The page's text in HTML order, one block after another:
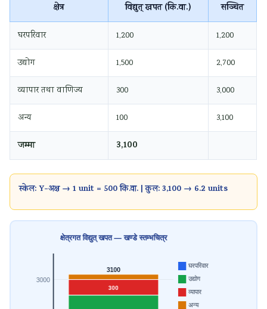
क्षेत्र विद्युत् खपत (कि.वा.) सञ्चित
घरपरिवार 1,200 1,200
उद्योग 1,500 2,700
व्यापार तथा वाणिज्य 300 3,000
अन्य 100 3,100
जम्मा 3,100
स्केल: Y-अक्ष → 1 unit = 500 कि.वा. | कुल: 3,100 → 6.2 units